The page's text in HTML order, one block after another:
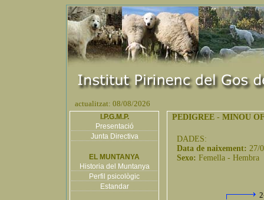
actualitzat: 08/08/2026
I.P.G.M.P.
Presentació
Junta Directiva
EL MUNTANYA
Historia del Muntanya
Perfil psicològic
Estandar
PEDIGREE - MINOU
DADES:
Data de naixement: 27/
Sexo: Femella - Hembra